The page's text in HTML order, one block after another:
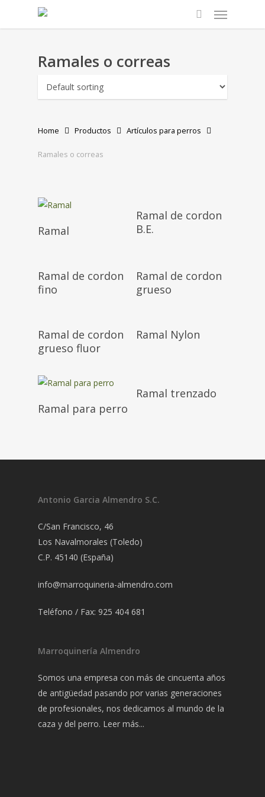
search
Menu
Ramales o correas
Home Productos Artículos para perros
Ramales o correas
Ramal
Ramal de cordon
B.E.
Ramal de cordon
fino
Ramal de cordon
grueso
Ramal de cordon
grueso fluor
Ramal Nylon
Ramal para perro
Ramal trenzado
Antonio Garcia Almendro S.C.
C/San Francisco, 46
Los Navalmorales (Toledo)
C.P. 45140 (España)
info@marroquineria-almendro.com
Teléfono / Fax: 925 404 681
Marroquinería Almendro
Somos una empresa con más de cincuenta años
de antigüedad pasando por varias generaciones
de profesionales, nos dedicamos al mundo de la
caza y del perro. Leer más...